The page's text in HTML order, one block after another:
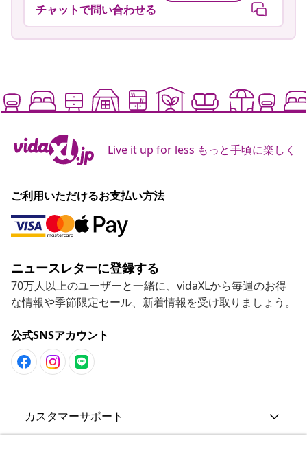
チャットで問い合わせる
Live it up for less もっと手頃に楽しく
ご利用いただけるお支払い方法
ニュースレターに登録する
70万人以上のユーザーと一緒に、vidaXLから毎週のお得
な情報や季節限定セール、新着情報を受け取りましょう。
公式SNSアカウント
カスタマーサポート